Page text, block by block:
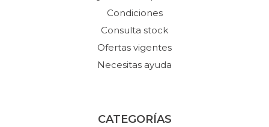
Condiciones
Consulta stock
Ofertas vigentes
Necesitas ayuda
CATEGORÍAS